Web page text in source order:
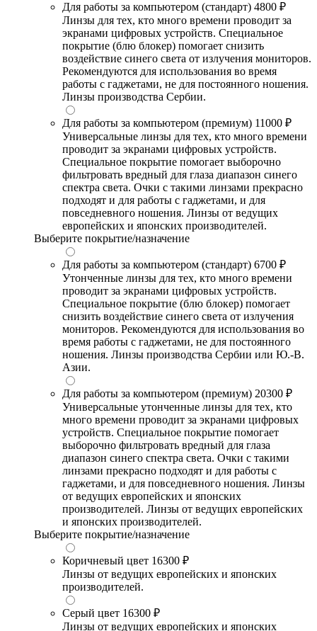
Для работы за компьютером (стандарт) 4800 ₽
Линзы для тех, кто много времени проводит за
экранами цифровых устройств. Специальное
покрытие (блю блокер) помогает снизить
воздействие синего света от излучения мониторов.
Рекомендуются для использования во время
работы с гаджетами, не для постоянного ношения.
Линзы производства Сербии.
Для работы за компьютером (премиум) 11000 ₽
Универсальные линзы для тех, кто много времени
проводит за экранами цифровых устройств.
Специальное покрытие помогает выборочно
фильтровать вредный для глаза диапазон синего
спектра света. Очки с такими линзами прекрасно
подходят и для работы с гаджетами, и для
повседневного ношения. Линзы от ведущих
европейских и японских производителей.
Выберите покрытие/назначение
Для работы за компьютером (стандарт) 6700 ₽
Утонченные линзы для тех, кто много времени
проводит за экранами цифровых устройств.
Специальное покрытие (блю блокер) помогает
снизить воздействие синего света от излучения
мониторов. Рекомендуются для использования во
время работы с гаджетами, не для постоянного
ношения. Линзы производства Сербии или Ю.-В.
Азии.
Для работы за компьютером (премиум) 20300 ₽
Универсальные утонченные линзы для тех, кто
много времени проводит за экранами цифровых
устройств. Специальное покрытие помогает
выборочно фильтровать вредный для глаза
диапазон синего спектра света. Очки с такими
линзами прекрасно подходят и для работы с
гаджетами, и для повседневного ношения. Линзы
от ведущих европейских и японских
производителей. Линзы от ведущих европейских
и японских производителей.
Выберите покрытие/назначение
Коричневый цвет 16300 ₽
Линзы от ведущих европейских и японских
производителей.
Серый цвет 16300 ₽
Линзы от ведущих европейских и японских